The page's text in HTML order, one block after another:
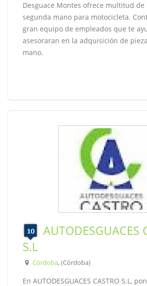
Desguace Montes ofrece multitud de
segunda mano para motocicleta.
gran equipo de empleados que te
asesoraran en la adquisición de
mano.
AUTODESGUACES
S.L
Córdoba, (Córdoba)
En AUTODESGUACES CASTRO S.L,